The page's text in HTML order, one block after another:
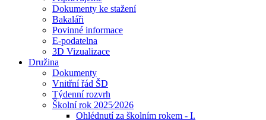
Dokumenty ke stažení
Bakaláři
Povinné informace
E-podatelna
3D Vizualizace
Družina
Dokumenty
Vnitřní řád ŠD
Týdenní rozvrh
Školní rok 2025⁄2026
Ohlédnutí za školním rokem - I.